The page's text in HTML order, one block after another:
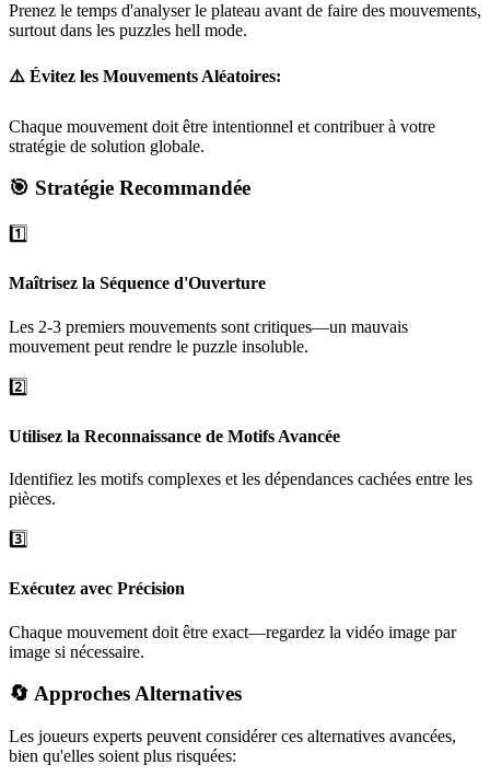
Prenez le temps d'analyser le plateau avant de faire des mouvements,
surtout dans les puzzles hell mode.
⚠️ Évitez les Mouvements Aléatoires:
Chaque mouvement doit être intentionnel et contribuer à votre
stratégie de solution globale.
🎯 Stratégie Recommandée
1️⃣
Maîtrisez la Séquence d'Ouverture
Les 2-3 premiers mouvements sont critiques—un mauvais
mouvement peut rendre le puzzle insoluble.
2️⃣
Utilisez la Reconnaissance de Motifs Avancée
Identifiez les motifs complexes et les dépendances cachées entre les
pièces.
3️⃣
Exécutez avec Précision
Chaque mouvement doit être exact—regardez la vidéo image par
image si nécessaire.
🔄 Approches Alternatives
Les joueurs experts peuvent considérer ces alternatives avancées,
bien qu'elles soient plus risquées: